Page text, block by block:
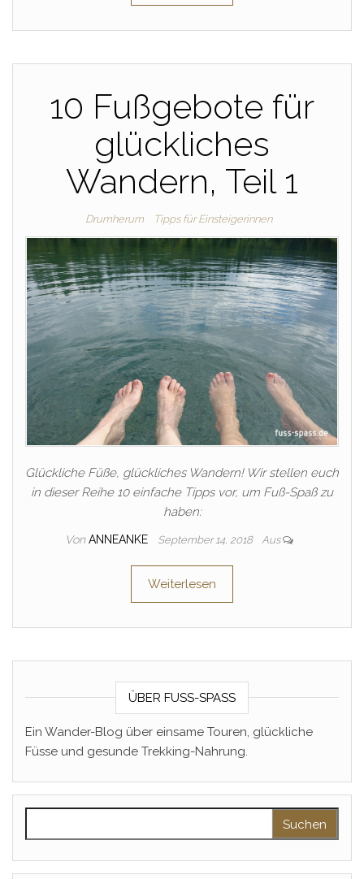
10 Fußgebote für
glückliches
Wandern, Teil 1
Drumherum Tipps für Einsteigerinnen
Glückliche Füße, glückliches Wandern! Wir stellen euch
in dieser Reihe 10 einfache Tipps vor, um Fuß-Spaß zu
haben:
Von ANNEANKE September 14, 2018 Aus
Weiterlesen
ÜBER FUSS-SPASS
Ein Wander-Blog über einsame Touren, glückliche
Füsse und gesunde Trekking-Nahrung.